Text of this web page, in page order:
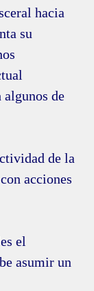
hacia
su
algunos de
de la
acciones
el
asumir un